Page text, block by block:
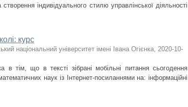
індивідуального стилю управлінської діяльності
курс
національний університет імені Івана Огієнка, 2020-10-
в тім, що в тексті зібрані мобільні питання сьогодення
наук із Інтернет-посиланнями на: інформаційні